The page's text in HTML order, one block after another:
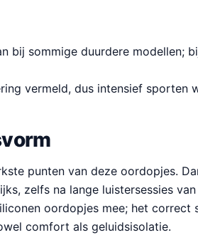
bij sommige duurdere modellen;
vermeld, dus intensief sporten
punten van deze oordopjes.
zelfs na lange luistersessies
oordopjes mee; het correct
comfort als geluidsisolatie.